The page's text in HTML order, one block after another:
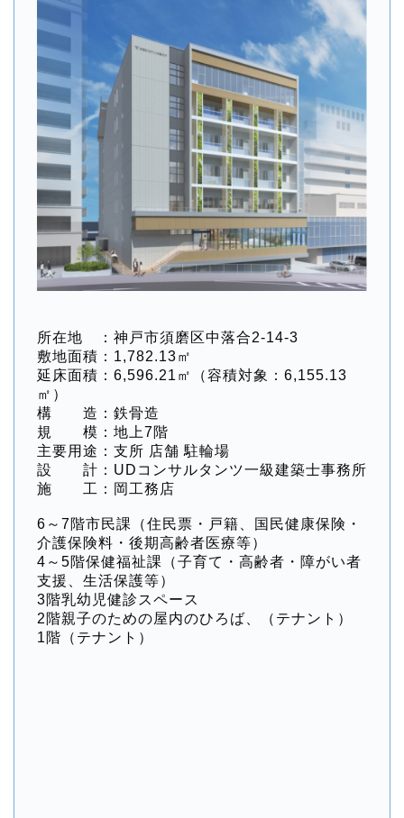
所在地 ：神戸市須磨区中落合2-14-3
敷地面積：1,782.13㎡
延床面積：6,596.21㎡（容積対象：6,155.13
㎡）
構 造：鉄骨造
規 模：地上7階
主要用途：支所 店舗 駐輪場
設 計：UDコンサルタンツ一級建築士事務所
施 工：岡工務店
6～7階市民課（住民票・戸籍、国民健康保険・
介護保険料・後期高齢者医療等）
4～5階保健福祉課（子育て・高齢者・障がい者
支援、生活保護等）
3階乳幼児健診スペース
2階親子のための屋内のひろば、（テナント）
1階（テナント）